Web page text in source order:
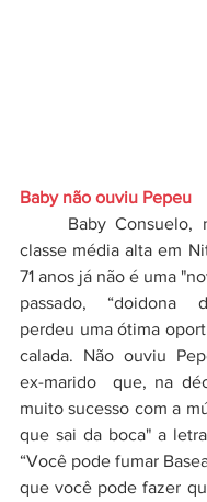
Baby não ouviu Pepeu
classe média alta em
71 anos já não é uma
passado, “doidona
perdeu uma ótima
calada. Não ouviu
ex-marido  que, na
muito sucesso com a
que sai da boca" a
“Você pode fumar
que você pode fazer